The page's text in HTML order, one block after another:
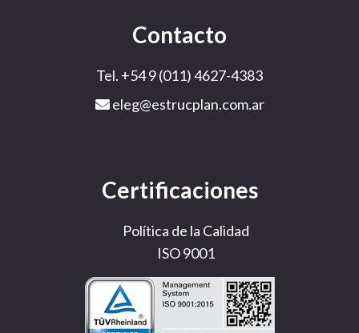
Contacto
Tel. +54 9 (011) 4627-4383
eleg@estrucplan.com.ar
Certificaciones
Política de la Calidad
ISO 9001